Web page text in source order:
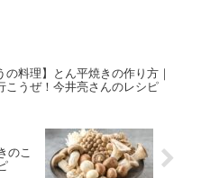
の料理】とん平焼きの作り方｜
こうぜ！今井亮さんのレシピ
のこ